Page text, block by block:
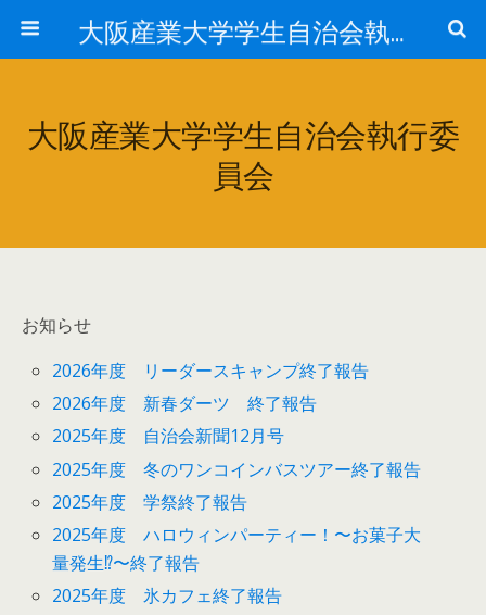
大阪産業大学学生自治会執行委員会
大阪産業大学学生自治会執行委
員会
お知らせ
2026年度 リーダースキャンプ終了報告
2026年度 新春ダーツ 終了報告
2025年度 自治会新聞12月号
2025年度 冬のワンコインバスツアー終了報告
2025年度 学祭終了報告
2025年度 ハロウィンパーティー！〜お菓子大
量発生⁉︎〜終了報告
2025年度 氷カフェ終了報告